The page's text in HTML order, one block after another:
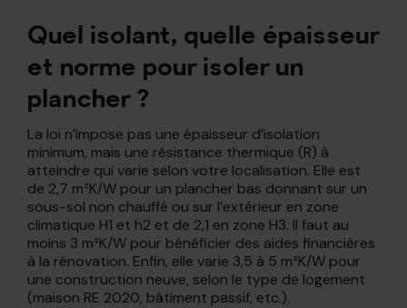
Quel isolant, quelle épaisseur
et norme pour isoler un
plancher ?
La loi n’impose pas une épaisseur d’isolation
minimum, mais une résistance thermique (R) à
atteindre qui varie selon votre localisation. Elle est
de 2,7 m²K/W pour un plancher bas donnant sur un
sous-sol non chauffé ou sur l’extérieur en zone
climatique H1 et h2 et de 2,1 en zone H3. Il faut au
moins 3 m²K/W pour bénéficier des aides financières
à la rénovation. Enfin, elle varie 3,5 à 5 m²K/W pour
une construction neuve, selon le type de logement
(maison RE 2020, bâtiment passif, etc.).